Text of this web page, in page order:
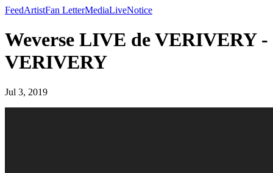
FeedArtistFan LetterMediaLiveNotice
Weverse LIVE de VERIVERY -
VERIVERY
Jul 3, 2019